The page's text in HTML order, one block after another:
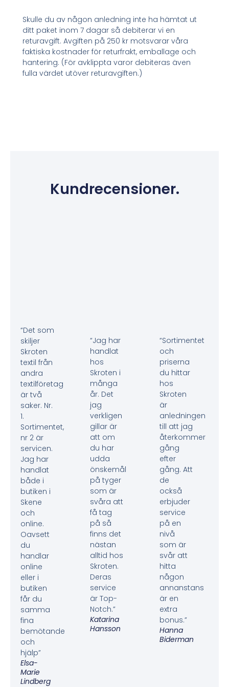
Skulle du av någon anledning inte ha hämtat ut
ditt paket inom 7 dagar så debiterar vi en
returavgift. Avgiften på 250 kr motsvarar våra
faktiska kostnader för returfrakt, emballage och
hantering. (För avklippta varor debiteras även
fulla värdet utöver returavgiften.)
Kundrecensioner.
“Det som
skiljer
Skroten
textil från
andra
textilföretag
är två
saker. Nr.
1.
Sortimentet,
nr 2 är
servicen.
Jag har
handlat
både i
butiken i
Skene
och
online.
Oavsett
du
handlar
online
eller i
butiken
får du
samma
fina
bemötande
och
hjälp”
Elsa-
Marie
Lindberg
“Jag har
handlat
hos
Skroten i
många
år. Det
jag
verkligen
gillar är
att om
du har
udda
önskemål
på tyger
som är
svåra att
få tag
på så
finns det
nästan
alltid hos
Skroten.
Deras
service
är Top-
Notch.”
Katarina
Hansson
“Sortimentet
och
priserna
du hittar
hos
Skroten
är
anledningen
till att jag
återkommer
gång
efter
gång. Att
de
också
erbjuder
service
på en
nivå
som är
svår att
hitta
någon
annanstans
är en
extra
bonus.”
Hanna
Biderman